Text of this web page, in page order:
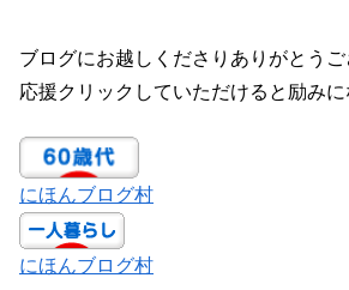
ブログにお越しくださりありがとうご
応援クリックしていただけると励み
にほんブログ村
にほんブログ村